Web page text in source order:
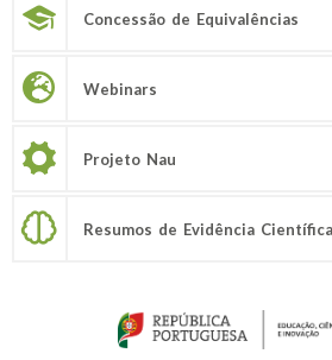
Concessão de Equivalências
Webinars
Projeto Nau
Resumos de Evidência Científica